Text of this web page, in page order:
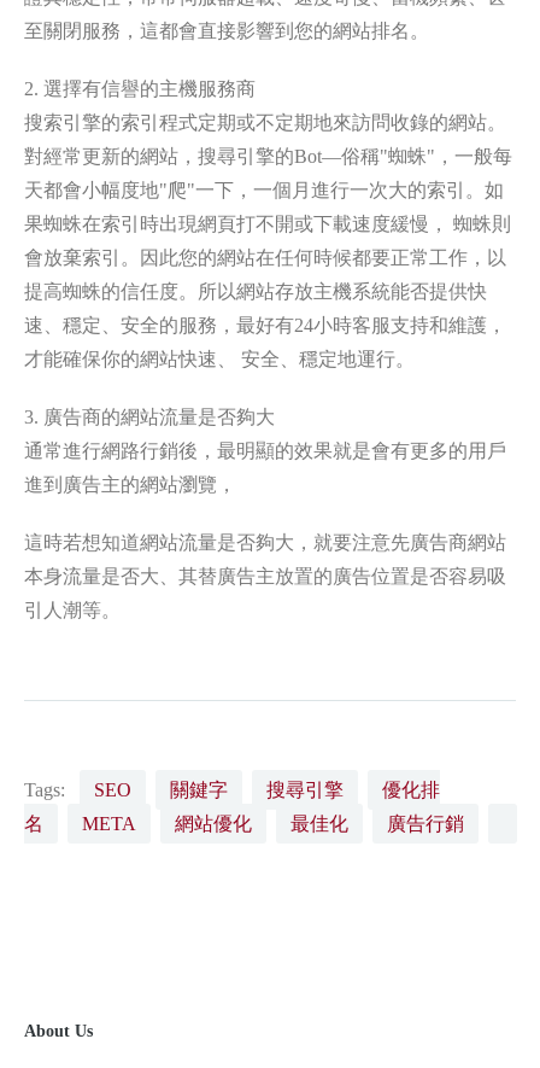
至關閉服務，這都會直接影響到您的網站排名。
2. 選擇有信譽的主機服務商
搜索引擎的索引程式定期或不定期地來訪問收錄的網站。
對經常更新的網站，搜尋引擎的Bot—俗稱"蜘蛛"，一般每
天都會小幅度地"爬"一下，一個月進行一次大的索引。如
果蜘蛛在索引時出現網頁打不開或下載速度緩慢， 蜘蛛則
會放棄索引。因此您的網站在任何時候都要正常工作，以
提高蜘蛛的信任度。所以網站存放主機系統能否提供快
速、穩定、安全的服務，最好有24小時客服支持和維護，
才能確保你的網站快速、 安全、穩定地運行。
3. 廣告商的網站流量是否夠大
通常進行網路行銷後，最明顯的效果就是會有更多的用戶
進到廣告主的網站瀏覽，
這時若想知道網站流量是否夠大，就要注意先廣告商網站
本身流量是否大、其替廣告主放置的廣告位置是否容易吸
引人潮等。
Tags: SEO 關鍵字 搜尋引擎
優化排
名
META 網站優化 最佳化 廣告行銷
About Us